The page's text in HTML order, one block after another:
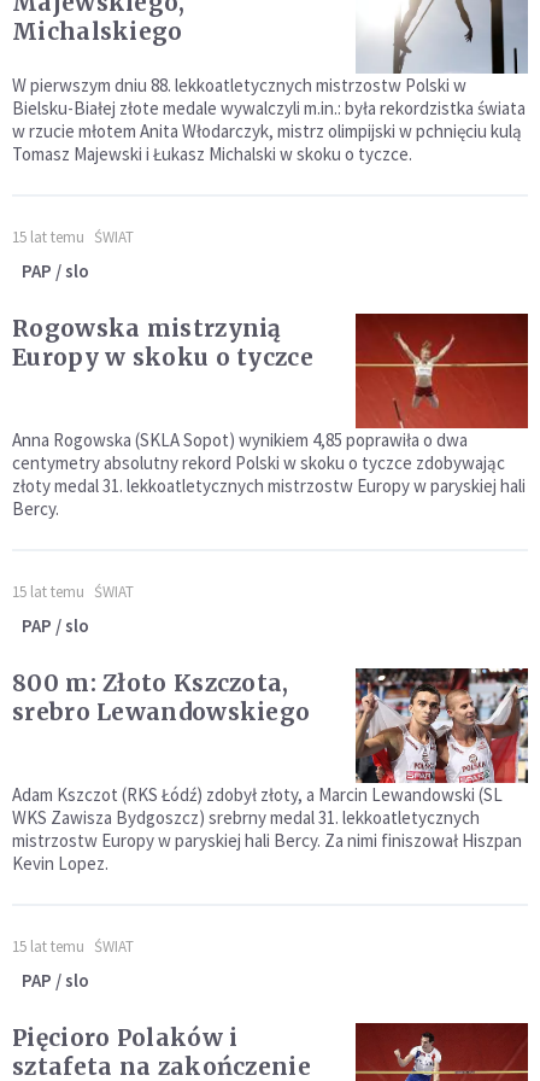
Michalskiego
W pierwszym dniu 88. lekkoatletycznych mistrzostw Polski w
Bielsku-Białej złote medale wywalczyli m.in.: była rekordzistka świata
w rzucie młotem Anita Włodarczyk, mistrz olimpijski w pchnięciu kulą
Tomasz Majewski i Łukasz Michalski w skoku o tyczce.
15 lat temu ŚWIAT
PAP / slo
Rogowska mistrzynią
Europy w skoku o tyczce
Anna Rogowska (SKLA Sopot) wynikiem 4,85 poprawiła o dwa
centymetry absolutny rekord Polski w skoku o tyczce zdobywając
złoty medal 31. lekkoatletycznych mistrzostw Europy w paryskiej hali
Bercy.
15 lat temu ŚWIAT
PAP / slo
800 m: Złoto Kszczota,
srebro Lewandowskiego
Adam Kszczot (RKS Łódź) zdobył złoty, a Marcin Lewandowski (SL
WKS Zawisza Bydgoszcz) srebrny medal 31. lekkoatletycznych
mistrzostw Europy w paryskiej hali Bercy. Za nimi finiszował Hiszpan
Kevin Lopez.
15 lat temu ŚWIAT
PAP / slo
Pięcioro Polaków i
sztafeta na zakończenie